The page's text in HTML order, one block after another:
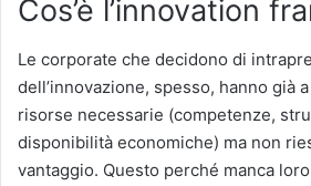
Cos’è l’innovation
Le corporate che decidono di
dell’innovazione, spesso, hanno già
risorse necessarie (competenze,
disponibilità economiche) ma non
vantaggio. Questo perché manca